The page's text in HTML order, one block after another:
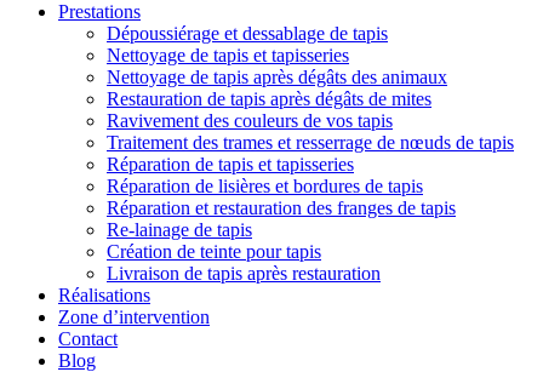
Prestations
Dépoussiérage et dessablage de tapis
Nettoyage de tapis et tapisseries
Nettoyage de tapis après dégâts des animaux
Restauration de tapis après dégâts de mites
Ravivement des couleurs de vos tapis
Traitement des trames et resserrage de nœuds de tapis
Réparation de tapis et tapisseries
Réparation de lisières et bordures de tapis
Réparation et restauration des franges de tapis
Re-lainage de tapis
Création de teinte pour tapis
Livraison de tapis après restauration
Réalisations
Zone d’intervention
Contact
Blog